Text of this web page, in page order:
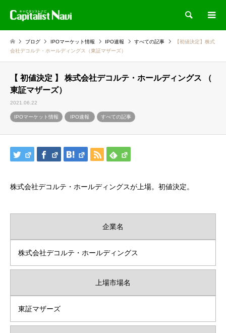
検索
ブログ IPOマーケット情報 IPO速報 すべての記事
【初値決定】株式
会社デコルテ・ホールディングス（東証マザーズ）
【 初値決定 】 株式会社デコルテ・ホールディングス （
東証マザーズ）
2021.06.22
IPOマーケット情報 IPO速報 すべての記事
株式会社デコルテ・ホールディングスが上場。初値決定。
企業名
株式会社デコルテ・ホールディングス
上場市場名
東証マザーズ